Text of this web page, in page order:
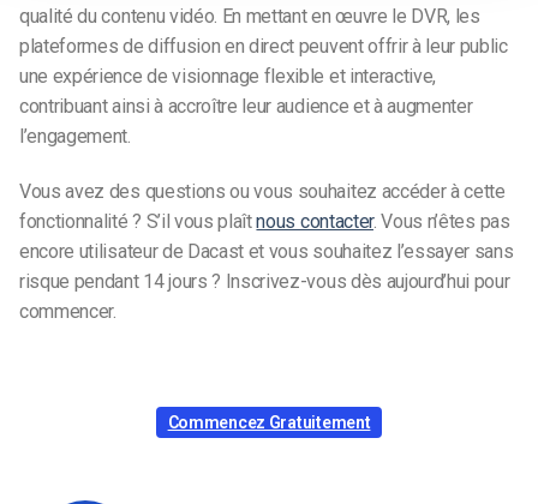
qualité du contenu vidéo. En mettant en œuvre le DVR, les
plateformes de diffusion en direct peuvent offrir à leur public
une expérience de visionnage flexible et interactive,
contribuant ainsi à accroître leur audience et à augmenter
l’engagement.
Vous avez des questions ou vous souhaitez accéder à cette
fonctionnalité ? S’il vous plaîtnous contacter. Vous n’êtes pas
encore utilisateur de Dacast et vous souhaitez l’essayer sans
risque pendant 14 jours ? Inscrivez-vous dès aujourd’hui pour
commencer.
Commencez Gratuitement